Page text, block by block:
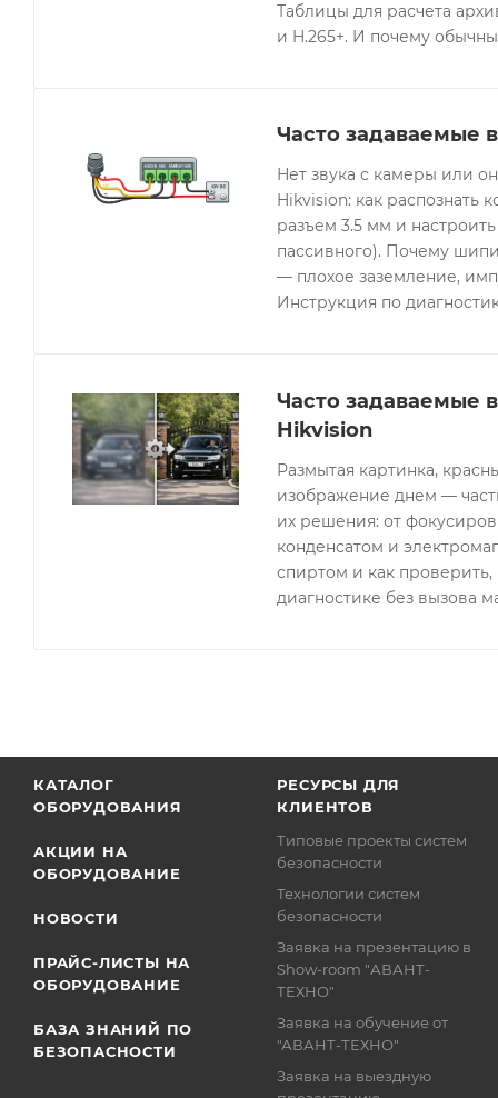
Таблицы для расчета
и H.265+. И почему
Часто задаваемые
Нет звука с камеры или
Hikvision: как распознать
разъем 3.5 мм и
пассивного). Почему
— плохое заземление,
Инструкция по
Часто задаваемые
Hikvision
Размытая картинка,
изображение днем —
их решения: от
конденсатом и
спиртом и как проверить,
диагностике без вызова
КАТАЛОГ
ОБОРУДОВАНИЯ
АКЦИИ НА
ОБОРУДОВАНИЕ
НОВОСТИ
ПРАЙС-ЛИСТЫ НА
ОБОРУДОВАНИЕ
БАЗА ЗНАНИЙ ПО
БЕЗОПАСНОСТИ
РЕСУРСЫ ДЛЯ
КЛИЕНТОВ
Типовые проекты систем
безопасности
Технологии систем
безопасности
Заявка на презентацию в
Show-room "АВАНТ-
ТЕХНО"
Заявка на обучение от
"АВАНТ-ТЕХНО"
Заявка на выездную